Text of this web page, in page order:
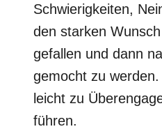
Schwierigkeiten,
den starken
gefallen und dann
gemocht zu
leicht zu
führen.